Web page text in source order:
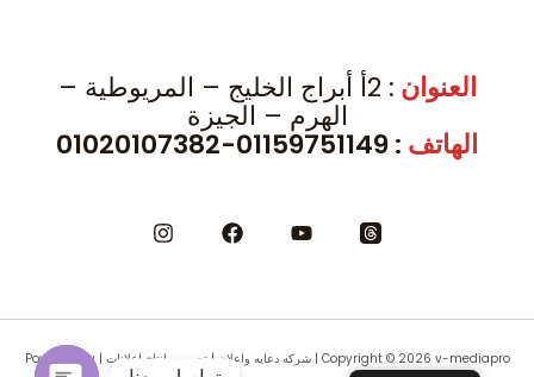
العنوان : 2أ أبراج الخليج – المريوطية –
الهرم – الجيزة
الهاتف : 01159751149-01020107382
Copyright © 2026 v-mediapro | شركه دعايه واعلان | تصوير وانتاج اعلانات | Powered by